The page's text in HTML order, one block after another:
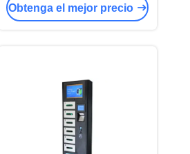
publicidad de la pantalla táctil
Obtenga el mejor precio